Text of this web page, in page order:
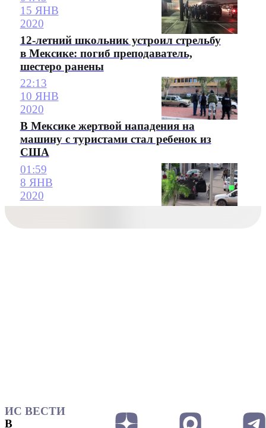
15 ЯНВ
2020
12-летний школьник устроил стрельбу
в Мексике: погиб преподаватель,
шестеро ранены
22:13
10 ЯНВ
2020
В Мексике жертвой нападения на
машину с туристами стал ребенок из
США
01:59
8 ЯНВ
2020
ИС ВЕСТИ
В